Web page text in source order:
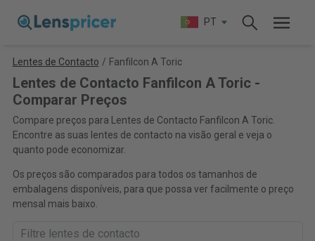
PT
Lentes de Contacto / Fanfilcon A Toric
Lentes de Contacto Fanfilcon A Toric -
Comparar Preços
Compare preços para Lentes de Contacto Fanfilcon A Toric.
Encontre as suas lentes de contacto na visão geral e veja o
quanto pode economizar.
Os preços são comparados para todos os tamanhos de
embalagens disponíveis, para que possa ver facilmente o preço
mensal mais baixo.